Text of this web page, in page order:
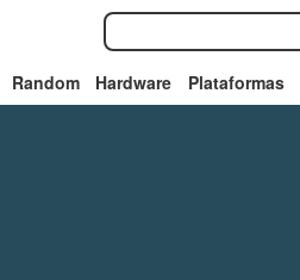
Random Hardware Plataformas